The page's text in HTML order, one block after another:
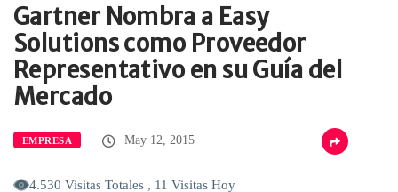
Gartner Nombra a Easy
Solutions como Proveedor
Representativo en su Guía del
Mercado
EMPRESA May 12, 2015
4.530 Visitas Totales , 11 Visitas Hoy